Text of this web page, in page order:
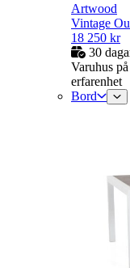
Artwood
Vintage
18 250 kr
30
Varuhus
erfarenhet
Bord